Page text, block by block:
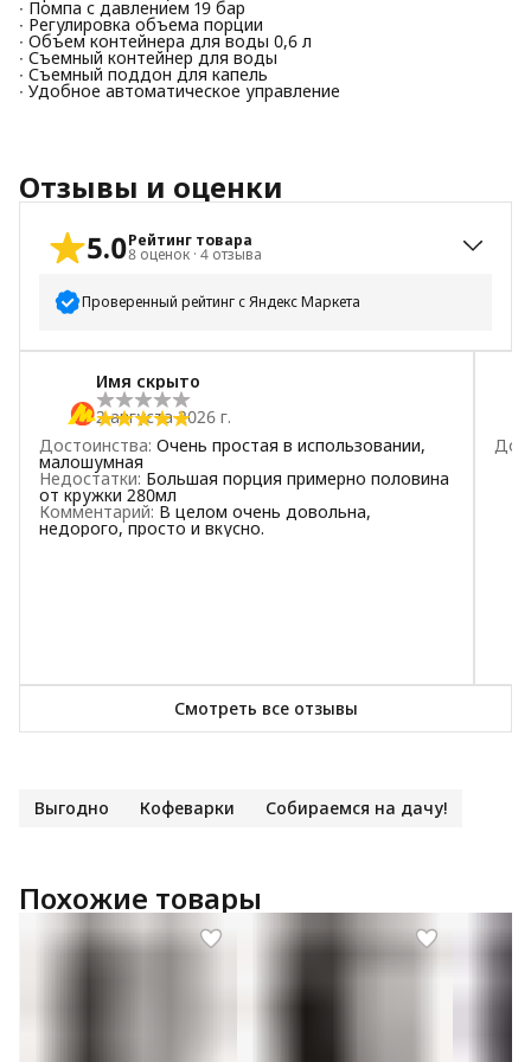
∙ Помпа с давлением 19 бар
∙ Регулировка объема порции
∙ Объем контейнера для воды 0,6 л
∙ Съемный контейнер для воды
∙ Съемный поддон для капель
∙ Удобное автоматическое управление
Отзывы и оценки
5.0Рейтинг товара
8 оценок · 4 отзыва
Проверенный рейтинг с Яндекс Маркета
5 звёзд
8
звезды
звезды
2 звезды
1 звезда
Имя скрыто
2 августа 2026 г.
Достоинства: Очень простая в использовании,
малошумная
Недостатки: Большая порция примерно половина
от кружки 280мл
Комментарий: В целом очень довольна,
недорого, просто и вкусно.
Смотреть все отзывы
Выгодно Кофеварки Собираемся на дачу!
Похожие товары